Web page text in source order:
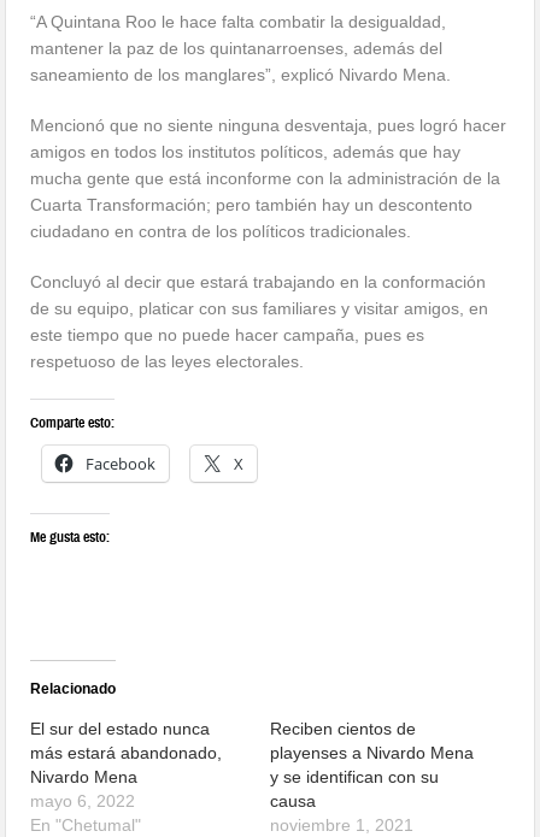
“A Quintana Roo le hace falta combatir la desigualdad,
mantener la paz de los quintanarroenses, además del
saneamiento de los manglares”, explicó Nivardo Mena.
Mencionó que no siente ninguna desventaja, pues logró hacer
amigos en todos los institutos políticos, además que hay
mucha gente que está inconforme con la administración de la
Cuarta Transformación; pero también hay un descontento
ciudadano en contra de los políticos tradicionales.
Concluyó al decir que estará trabajando en la conformación
de su equipo, platicar con sus familiares y visitar amigos, en
este tiempo que no puede hacer campaña, pues es
respetuoso de las leyes electorales.
Comparte esto:
Facebook X
Me gusta esto:
Relacionado
El sur del estado nunca
más estará abandonado,
Nivardo Mena
mayo 6, 2022
En "Chetumal"
Reciben cientos de
playenses a Nivardo Mena
y se identifican con su
causa
noviembre 1, 2021